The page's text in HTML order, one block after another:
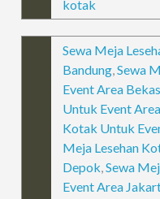
kotak
Sewa Meja
Bandung ,Sewa
Event Area
Untuk Event
Kotak Untuk
Meja Lesehan
Depok ,Sewa
Event Area